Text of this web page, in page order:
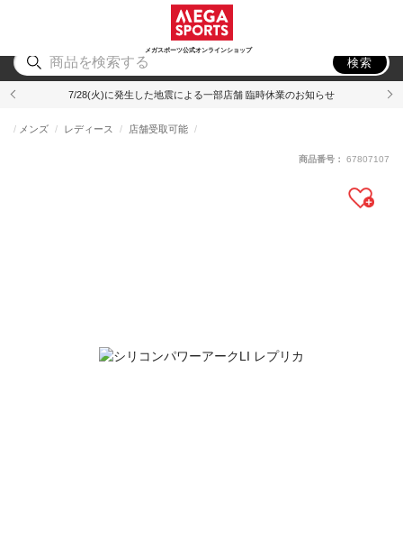
メガスポーツ公式オンラインショップ
アウトドア
検索
7/28(火)に発生した地震による一部店舗 臨時休業のお知らせ
メンズ レディース 店舗受取可能
商品番号： 67807107